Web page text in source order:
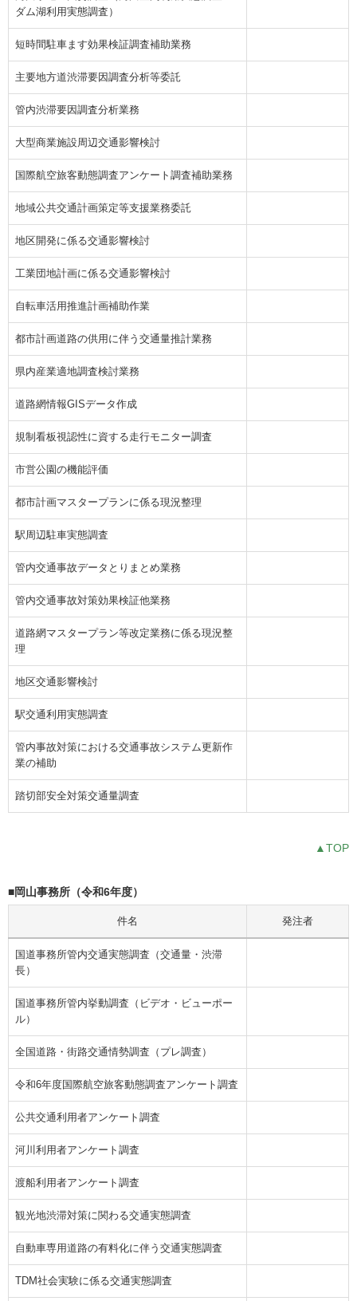
ダム湖利用実態調査）
短時間駐車ます効果検証調査補助業務
主要地方道渋滞要因調査分析等委託
管内渋滞要因調査分析業務
大型商業施設周辺交通影響検討
国際航空旅客動態調査アンケート調査補助業務
地域公共交通計画策定等支援業務委託
地区開発に係る交通影響検討
工業団地計画に係る交通影響検討
自転車活用推進計画補助作業
都市計画道路の供用に伴う交通量推計業務
県内産業適地調査検討業務
道路網情報GISデータ作成
規制看板視認性に資する走行モニター調査
市営公園の機能評価
都市計画マスタープランに係る現況整理
駅周辺駐車実態調査
管内交通事故データとりまとめ業務
管内交通事故対策効果検証他業務
道路網マスタープラン等改定業務に係る現況整
理
地区交通影響検討
駅交通利用実態調査
管内事故対策における交通事故システム更新作
業の補助
踏切部安全対策交通量調査
▲TOP
■岡山事務所（令和6年度）
件名 発注者
国道事務所管内交通実態調査（交通量・渋滞
長）
国道事務所管内挙動調査（ビデオ・ビューポー
ル）
全国道路・街路交通情勢調査（プレ調査）
令和6年度国際航空旅客動態調査アンケート調査
公共交通利用者アンケート調査
河川利用者アンケート調査
渡船利用者アンケート調査
観光地渋滞対策に関わる交通実態調査
自動車専用道路の有料化に伴う交通実態調査
TDM社会実験に係る交通実態調査